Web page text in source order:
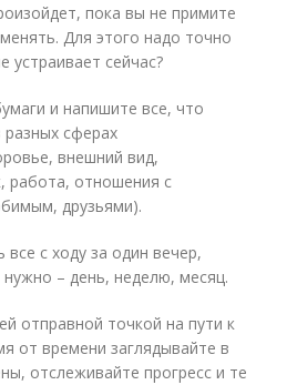
пока вы не примите
Для этого надо точно
устраивает сейчас?
и напишите все, что
сферах
внешний вид,
работа, отношения с
друзьями).
с ходу за один вечер,
– день, неделю, месяц.
отправной точкой на пути к
от времени заглядывайте в
отслеживайте прогресс и те